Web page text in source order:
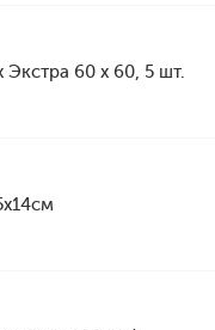
Экстра 60 х 60, 5 шт.